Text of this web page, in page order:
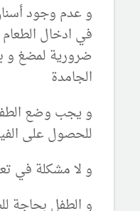
و عدم وجود
في ادخال
ضرورية لمضغ و
الجامدة
و يجب وضع
للحصول على
و لا مشكلة في
و الطفل بحاجة